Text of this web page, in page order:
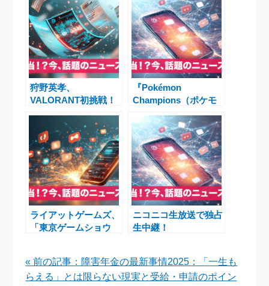
狩野英孝、
VALORANT初挑戦！
日本最大級eスポーツ
大会とタレントの新た
な挑戦
『Pokémon
Champions（ポケモ
ンチャンピオンズ）』
2026年リリース決
定！対戦特化の新作が
Nintendo Switchとス
マホで登場
ライアットゲームズ、
「東京ゲームショウ
遊体験＆人気タイトル
イベント満載
ニコニコ生放送で独占
生中継！
RETURNZ -アオノミ
ライ×BIG BANG!-」
« 前の記事：障害年金の最新事情2025：「一生も
らえる」とは限らない現実と受給・申請のポイン